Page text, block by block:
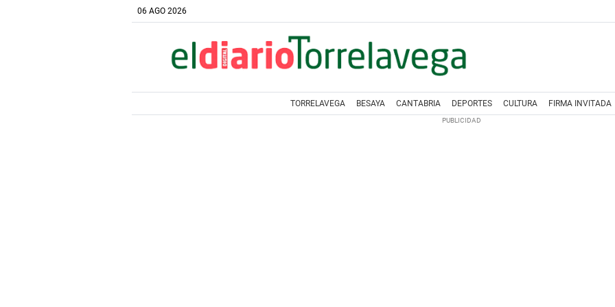
06 AGO 2026
TORRELAVEGA BESAYA CANTABRIA DEPORTES CULTURA FIRMA INVITADA